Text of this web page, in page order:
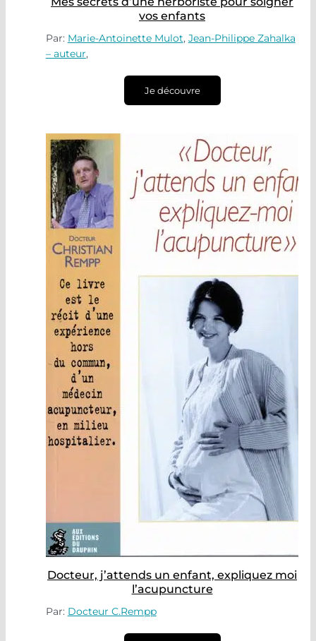
vos enfants
Par: Marie-Antoinette Mulot, Jean-Philippe Zahalka
– auteur,
Je découvre
Docteur, j’attends un enfant, expliquez moi
l’acupuncture
Par: Docteur C.Rempp